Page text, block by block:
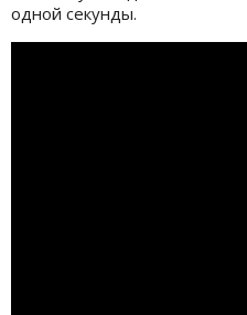
одной секунды.